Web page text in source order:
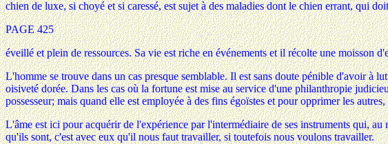
chien de luxe, si choyé et si caressé, est sujet à des maladies dont le chien errant, qui
PAGE 425
éveillé et plein de ressources. Sa vie est riche en événements et il récolte une moisson
L'homme se trouve dans un cas presque semblable. Il est sans doute pénible d'avoir à
oisiveté dorée. Dans les cas où la fortune est mise au service d'une philanthropie
possesseur; mais quand elle est employée à des fins égoïstes et pour opprimer les
L'âme est ici pour acquérir de l'expérience par l'intermédiaire de ses instruments qui,
qu'ils sont, c'est avec eux qu'il nous faut travailler, si toutefois nous voulons travailler.